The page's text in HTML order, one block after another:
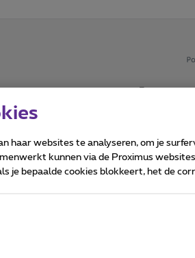
voorbehouden. ©2026Proximus
haar websites te analyseren, om je
kunnen via de Proximus
je bepaalde cookies blokkeert, het de